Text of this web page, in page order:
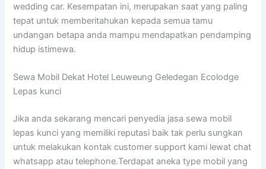
wedding car. Kesempatan ini, merupakan saat yang paling
tepat untuk memberitahukan kepada semua tamu
undangan betapa anda mampu mendapatkan pendamping
hidup istimewa.
Sewa Mobil Dekat Hotel Leuweung Geledegan Ecolodge
Lepas kunci
Jika anda sekarang mencari penyedia jasa sewa mobil
lepas kunci yang memiliki reputasi baik tak perlu sungkan
untuk melakukan kontak customer support kami lewat chat
whatsapp atau telephone.Terdapat aneka type mobil yang